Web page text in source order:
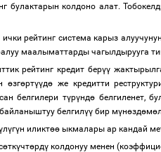
булактарын колдоно алат.
рейтинг система карыз
маалыматтарды чагылдырууга
рейтинг кредит берүү
өзгөртүүдө же кредитти
белгилери түрүндө белгиленет,
байланыштуу белгилүү бир мүнөздөмөл
лүгүн иликтөө ыкмалары ар кандай
өткүчтөрдү колдонуу менен